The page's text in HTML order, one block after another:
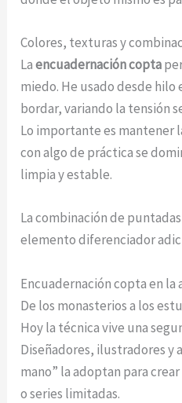
Colores, texturas y
Laencuadernación copta
miedo. He usado desde hilo
bordar, variando la tensión
Lo importante es mantener
con algo de práctica se
limpia y estable.
La combinación de
elemento diferenciador
Encuadernación copta en la
De los monasterios a los
Hoy la técnica vive una
Diseñadores, ilustradores y
mano” la adoptan para
o series limitadas.